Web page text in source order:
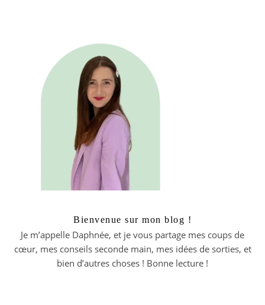
Bienvenue sur mon blog !
Je m’appelle Daphnée, et je vous partage mes coups de
cœur, mes conseils seconde main, mes idées de sorties, et
bien d’autres choses ! Bonne lecture !